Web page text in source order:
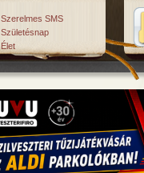
Szerelmes SMS
Születésnap
Élet